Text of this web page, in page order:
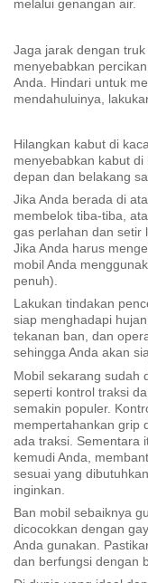
melalui genangan air.
Jaga jarak dengan
menyebabkan
Anda. Hindari untuk
mendahuluinya,
Hilangkan kabut di
menyebabkan kabut
depan dan belakang
Jika Anda berada di
membelok tiba-tiba,
gas perlahan dan setir
Jika Anda harus
mobil Anda
penuh).
Lakukan tindakan
siap menghadapi
tekanan ban, dan
sehingga Anda akan
Mobil sekarang sudah
seperti kontrol traksi
semakin populer.
mempertahankan grip
ada traksi. Sementara
kemudi Anda,
sesuai yang
inginkan.
Ban mobil sebaiknya
dicocokkan dengan
Anda gunakan.
dan berfungsi dengan